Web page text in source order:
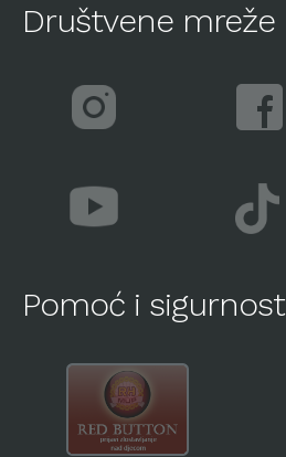
Društvene mreže
Pomoć i sigurnost